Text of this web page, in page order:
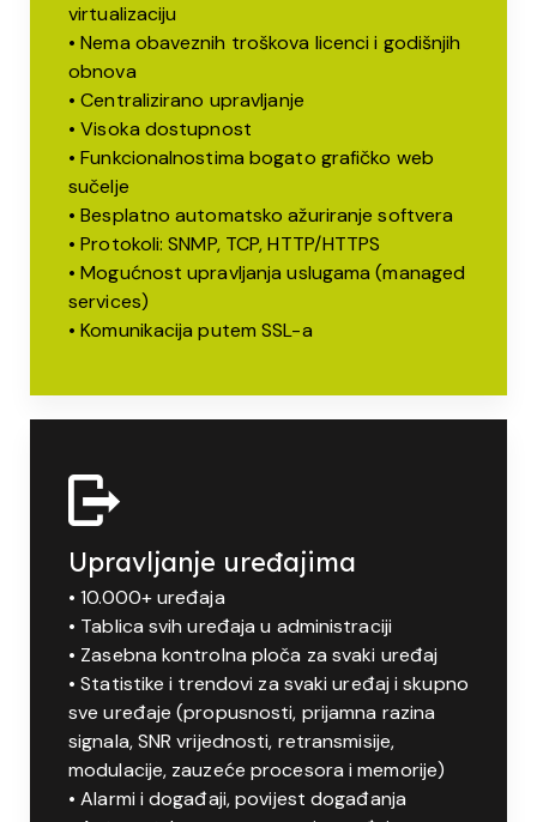
virtualizaciju
• Nema obaveznih troškova licenci i godišnjih
obnova
• Centralizirano upravljanje
• Visoka dostupnost
• Funkcionalnostima bogato grafičko web
sučelje
• Besplatno automatsko ažuriranje softvera
• Protokoli: SNMP, TCP, HTTP/HTTPS
• Mogućnost upravljanja uslugama (managed
services)
• Komunikacija putem SSL-a
Upravljanje uređajima
• 10.000+ uređaja
• Tablica svih uređaja u administraciji
• Zasebna kontrolna ploča za svaki uređaj
• Statistike i trendovi za svaki uređaj i skupno
sve uređaje (propusnosti, prijamna razina
signala, SNR vrijednosti, retransmisije,
modulacije, zauzeće procesora i memorije)
• Alarmi i događaji, povijest događanja